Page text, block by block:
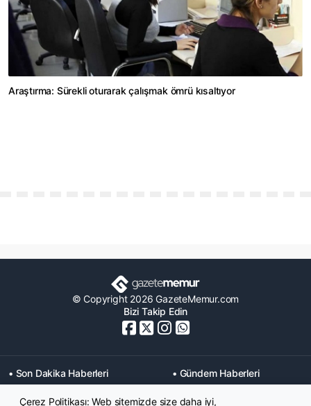
Araştırma: Sürekli oturarak çalışmak ömrü kısaltıyor
© Copyright 2026 GazeteMemur.com
Bizi Takip Edin
• Son Dakika Haberleri
• Gündem Haberleri
• Memurlar Haberleri
• KPSS Haberleri
• Ekonomi Haberleri
• Eğitim Haberleri
Çerez Politikası: Web sitemizde size daha iyi,